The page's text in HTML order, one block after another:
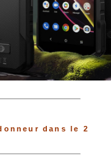
dans le 2